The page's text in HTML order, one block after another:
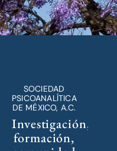
SOCIEDAD
PSICOANALÍTICA
DE MÉXICO, A.C.
Investigación,
formación,